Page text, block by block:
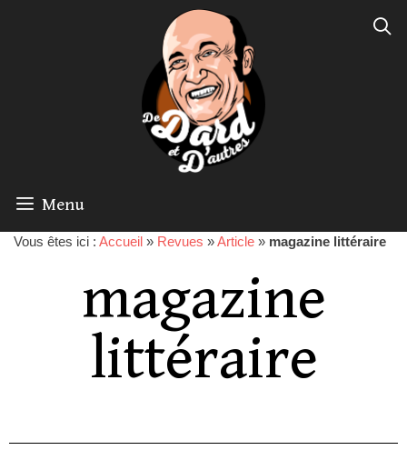
Menu
Vous êtes ici : Accueil » Revues »Article » magazine littéraire
magazine
littéraire